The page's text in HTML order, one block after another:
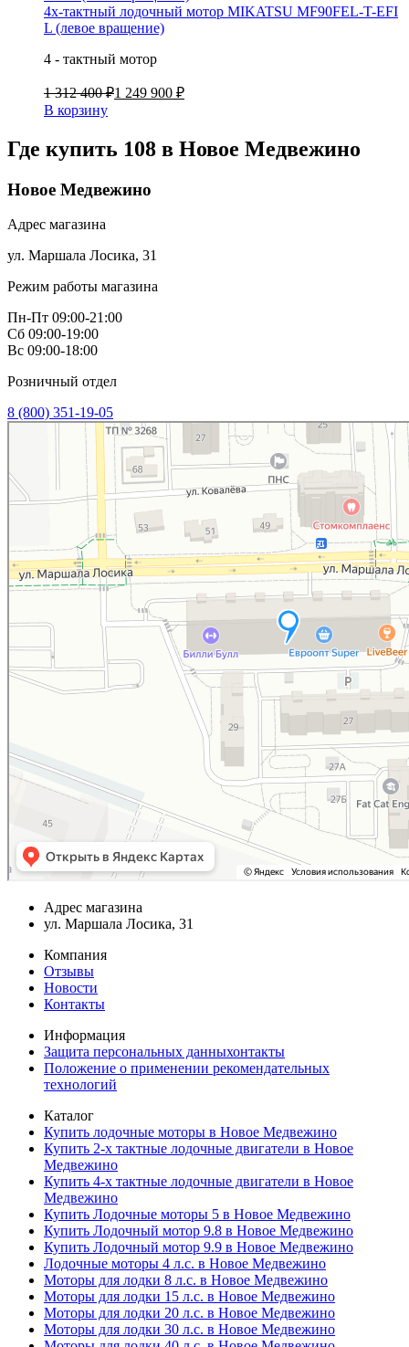
4х-тактный лодочный мотор MIKATSU MF90FEL-T-EFI
L (левое вращение)
4 - тактный мотор
1 312 400 ₽1 249 900 ₽
В корзину
Где купить 108 в Новое Медвежино
Новое Медвежино
Адрес магазина
ул. Маршала Лосика, 31
Режим работы магазина
Пн-Пт 09:00-21:00
Сб 09:00-19:00
Вс 09:00-18:00
Розничный отдел
8 (800) 351-19-05
Адрес магазина
ул. Маршала Лосика, 31
Компания
Отзывы
Новости
Контакты
Информация
Защита персональных данныхонтакты
Положение о применении рекомендательных
технологий
Каталог
Купить лодочные моторы в Новое Медвежино
Купить 2-х тактные лодочные двигатели в Новое
Медвежино
Купить 4-х тактные лодочные двигатели в Новое
Медвежино
Купить Лодочные моторы 5 в Новое Медвежино
Купить Лодочный мотор 9.8 в Новое Медвежино
Купить Лодочный мотор 9.9 в Новое Медвежино
Лодочные моторы 4 л.с. в Новое Медвежино
Моторы для лодки 8 л.с. в Новое Медвежино
Моторы для лодки 15 л.с. в Новое Медвежино
Моторы для лодки 20 л.с. в Новое Медвежино
Моторы для лодки 30 л.с. в Новое Медвежино